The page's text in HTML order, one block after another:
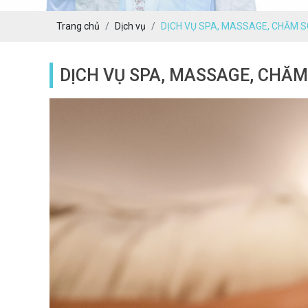
Trang chủ Dịch vụ DỊCH VỤ SPA, MASSAGE, CHĂM
DỊCH VỤ SPA, MASSAGE,